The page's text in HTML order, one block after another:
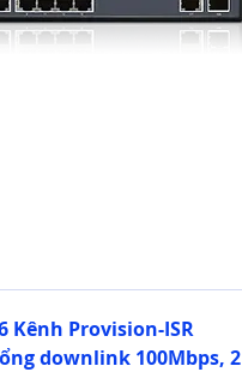
Kênh Provision-ISR
downlink 100Mbps, 2